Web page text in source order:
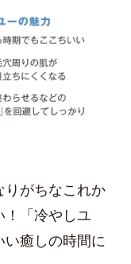
りがちなこれか
！「冷やしユ
癒しの時間に